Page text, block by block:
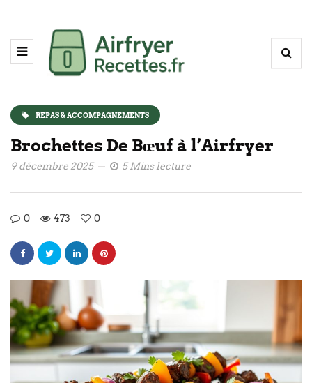
REPAS & ACCOMPAGNEMENTS
Brochettes De Bœuf à l’Airfryer
9 décembre 2025 5 Mins lecture
0 473 0